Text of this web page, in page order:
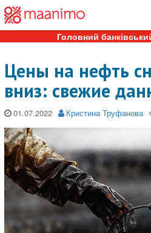
Головний
Цены на нефть
вниз: свежие
01.07.2022 Кристина Труфанова